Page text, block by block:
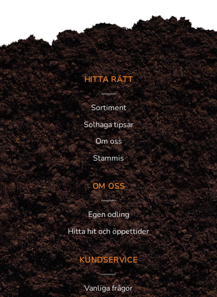
HITTA RÄTT
Sortiment
Solhaga tipsar
Om oss
Stammis
OM OSS
Egen odling
Hitta hit och öppettider
KUNDSERVICE
Vanliga frågor